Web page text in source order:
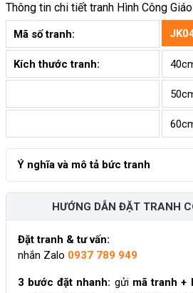
Thông tin chi tiết tranh Hình Công
Mã số tranh:
Kích thước tranh:
Ý nghĩa và mô tả bức tranh
HƯỚNG DẪN ĐẶT TRANH
Đặt tranh & tư vấn:
nhắn Zalo 0937 789 949
3 bước đặt nhanh: gửi mã tranh +